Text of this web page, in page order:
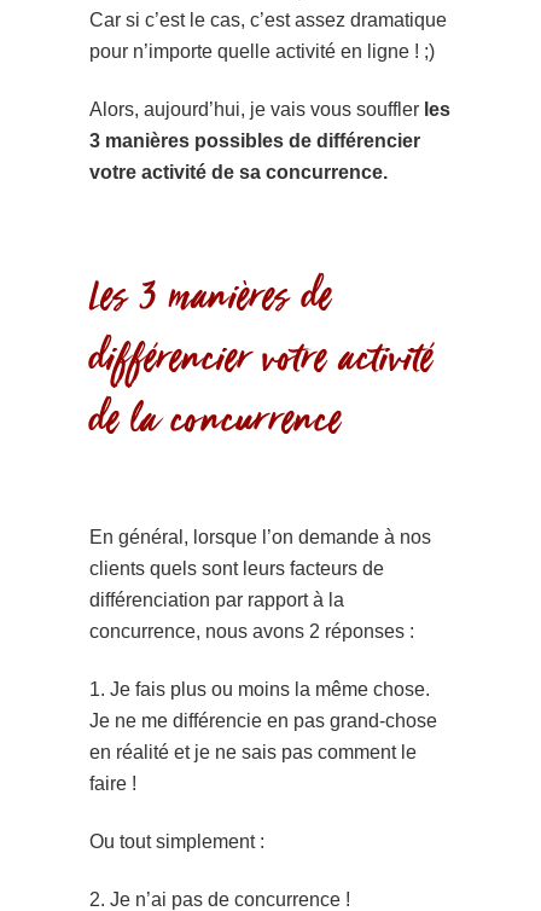
Car si c’est le cas, c’est assez dramatique
pour n’importe quelle activité en ligne ! ;)
Alors, aujourd’hui, je vais vous souffler les
3 manières possibles de différencier
votre activité de sa concurrence.
Les 3 manières de
différencier votre activité
de la concurrence
En général, lorsque l’on demande à nos
clients quels sont leurs facteurs de
différenciation par rapport à la
concurrence, nous avons 2 réponses :
1. Je fais plus ou moins la même chose.
Je ne me différencie en pas grand-chose
en réalité et je ne sais pas comment le
faire !
Ou tout simplement :
2. Je n’ai pas de concurrence !